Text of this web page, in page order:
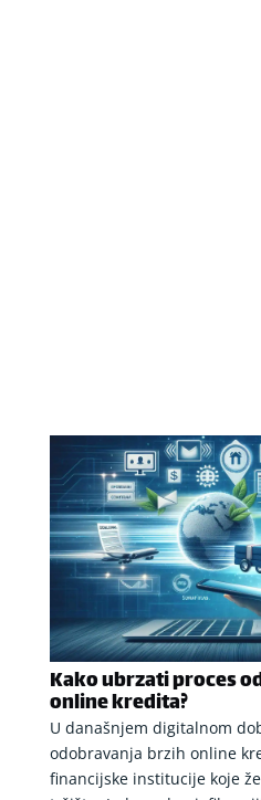
Kako ubrzati proces
online kredita?
U današnjem digitalnom
odobravanja brzih online
financijske institucije koje